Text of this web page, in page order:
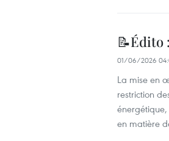
📝Édito
01/06/2026
La mise en
restriction
en matière